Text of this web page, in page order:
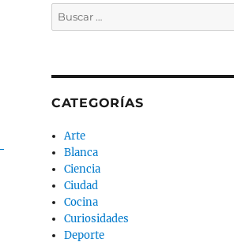
Buscar
por:
CATEGORÍAS
Arte
Blanca
Ciencia
Ciudad
Cocina
Curiosidades
Deporte